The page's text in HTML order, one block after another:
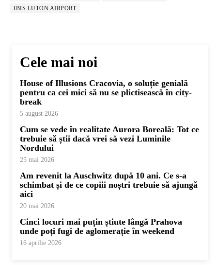
IBIS LUTON AIRPORT
Cele mai noi
House of Illusions Cracovia, o soluție genială
pentru ca cei mici să nu se plictisească în city-
break
5 august 2026
Cum se vede în realitate Aurora Boreală: Tot ce
trebuie să știi dacă vrei să vezi Luminile
Nordului
25 mai 2026
Am revenit la Auschwitz după 10 ani. Ce s-a
schimbat și de ce copiii noștri trebuie să ajungă
aici
20 mai 2026
Cinci locuri mai puțin știute lângă Prahova
unde poți fugi de aglomerație în weekend
16 aprilie 2026